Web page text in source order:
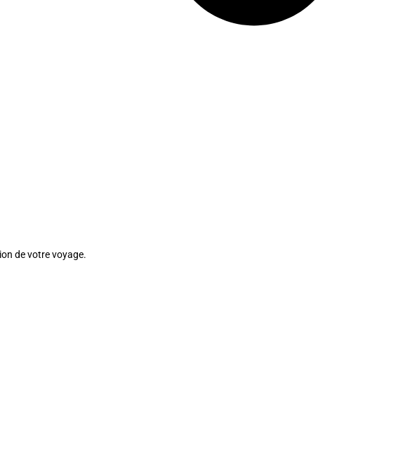
de votre voyage.